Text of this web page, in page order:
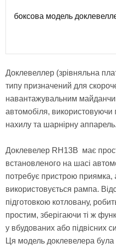
Доклевеллер (зрівняльна
типу призначений для
навантажувальним
автомобіля, використовуючи
нахилу та шарнірну аппарель.
Доклевелер RH13B має
встановленого на шасі
потребує пристрою приямка,
використовується рампа.
підготовкою котловану,
простим, зберігаючи ті ж
у вбудованих або підвісних
Ця модель доклевелера була